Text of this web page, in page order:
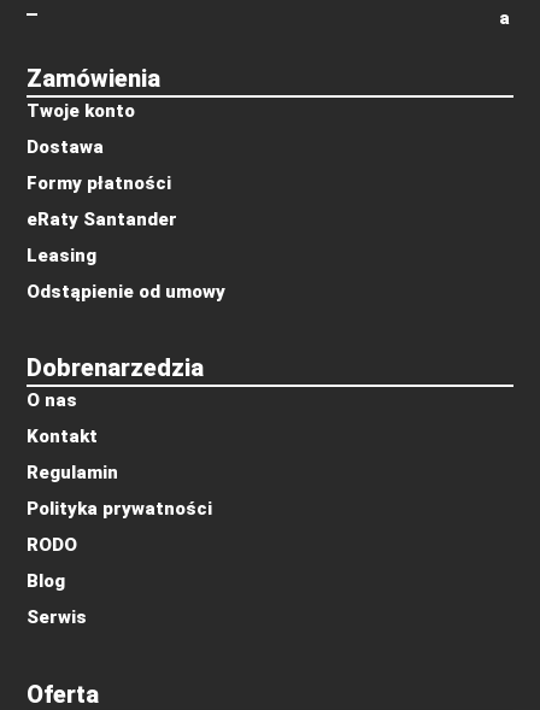
Oferta
Dobrenarzedzia
O nas
Kontakt
Regulamin
Polityka prywatności
RODO
Blog
Serwis
Zamówienia
Twoje konto
Dostawa
Formy płatności
eRaty Santander
Leasing
Odstąpienie od umowy
a